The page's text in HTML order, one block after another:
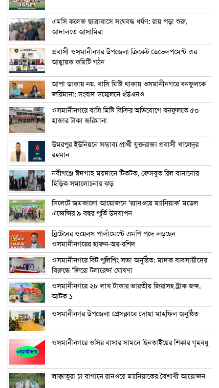
এম‌সি কলেজ ছাত্রাবাসে সংঘবদ্ধ ধর্ষণ: রায় পড়া শুরু,
আদালতে আসামিরা
প্রবাসী ওসমানীনগর উপজেলা ক্রিকেট ডেভেলপমেন্ট-এর
আহ্বায়ক কমিটি গঠন
আপা ডাকায় নয়, বাসি মিষ্টি থাকায় ওসমানীনগরে বনফুলকে
জরিমানা: সংবাদ সম্মেলনে ইউএনও
ওসমানীনগরে বাসি মিষ্টি বিক্রির অভিযোগে বনফুলকে ৫০
হাজার টাকা জরিমানা
উমরপুর ইউনিয়নে সম্ভাব্য প্রার্থী যুক্তরাজ্য প্রবাসী খালেদুর
রহমান
নবীগঞ্জে ঈদগাহ ময়দানে টিকটক, ফেসবুক রিল বানানোর
হিড়িক সমালোচনার ঝড়
সিলেটে জমকালো আয়োজনে ‘র‍্যানওয়ে ম্যানিয়াক’ মডেল
এজেন্সির ৯ বছর পূর্তি উদযাপন
ব্রিটেনের ওয়েলস পার্লামেন্টে এমপি পদে লড়ছেন
ওসমানীনগরের হারুন-অর-রশিদ
ওসমানীনগরে বিট পুলিশিং সভা অনুষ্ঠিত: মাদক ব্যবসায়ীদের
বিরুদ্ধে ‘জিরো টলারেন্স’ ঘোষণা
ওসমানীনগরে ২৮ লাখ টাকার ভারতীয় জিরাসহ ট্রাক জব্দ,
আটক ১
ওসমানীনগর উপজেলা প্রেসক্লাবে দোয়া মাহফিল অনুষ্ঠিত
ওসমানীনগরে ওসির বাসার সামনে ছিনতাইয়ের শিকার গৃহবধু
লাক্কাতুরা চা বাগানে রানওয়ে ম্যানিয়াকের বৈশাখী আয়োজন